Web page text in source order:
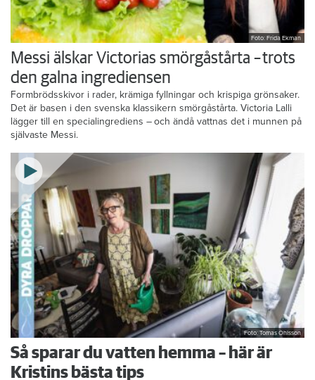
Foto: Frida Ekman
Messi älskar Victorias smörgåstårta – trots
den galna ingrediensen
Formbrödsskivor i rader, krämiga fyllningar och krispiga grönsaker.
Det är basen i den svenska klassikern smörgåstårta. Victoria Lalli
lägger till en specialingrediens – och ändå vattnas det i munnen på
självaste Messi.
Foto: Tomas Ohlsson
Så sparar du vatten hemma – här är
Kristins bästa tips